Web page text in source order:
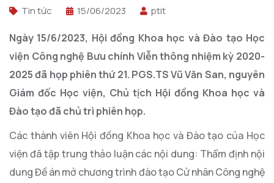
Tin tức 15/06/2023 ptit
Ngày 15/6/2023, Hội đồng Khoa học và Đào tạo Học
viện Công nghệ Bưu chính Viễn thông nhiệm kỳ 2020-
2025 đã họp phiên thứ 21. PGS.TS Vũ Văn San, nguyên
Giám đốc Học viện, Chủ tịch Hội đồng Khoa học và
Đào tạo đã chủ trì phiên họp.
Các thành viên Hội đồng Khoa học và Đào tạo của Học
viện đã tập trung thảo luận các nội dung: Thẩm định nội
dung Đề án mở chương trình đào tạo Cử nhân Công nghệ